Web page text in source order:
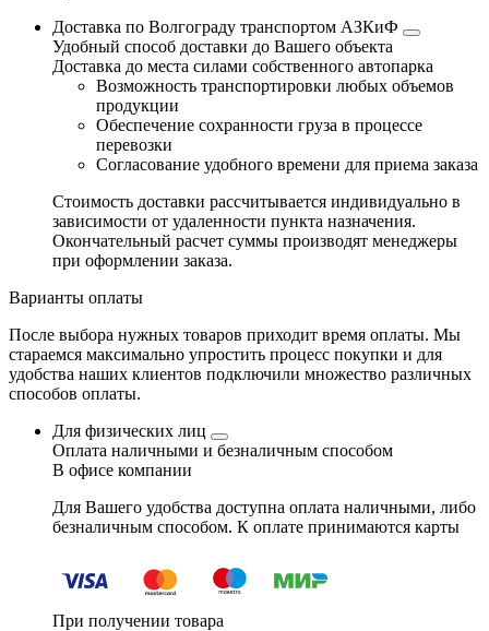
Доставка по Волгограду транспортом АЗКиФ
Удобный способ доставки до Вашего объекта
Доставка до места силами собственного автопарка
Возможность транспортировки любых объемов
продукции
Обеспечение сохранности груза в процессе
перевозки
Согласование удобного времени для приема заказа
Стоимость доставки рассчитывается индивидуально в
зависимости от удаленности пункта назначения.
Окончательный расчет суммы производят менеджеры
при оформлении заказа.
Варианты оплаты
После выбора нужных товаров приходит время оплаты. Мы
стараемся максимально упростить процесс покупки и для
удобства наших клиентов подключили множество различных
способов оплаты.
Для физических лиц
Оплата наличными и безналичным способом
В офисе компании
Для Вашего удобства доступна оплата наличными, либо
безналичным способом. К оплате принимаются карты
При получении товара